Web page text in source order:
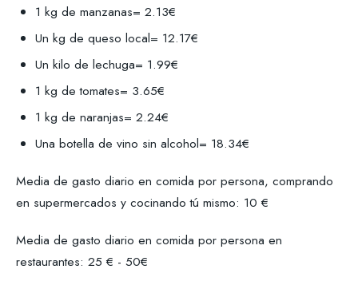
1 kg de manzanas= 2.13€
Un kg de queso local= 12.17€
Un kilo de lechuga= 1.99€
1 kg de tomates= 3.65€
1 kg de naranjas= 2.24€
Una botella de vino sin alcohol= 18.34€
Media de gasto diario en comida por persona, comprando
en supermercados y cocinando tú mismo: 10 €
Media de gasto diario en comida por persona en
restaurantes: 25 € - 50€